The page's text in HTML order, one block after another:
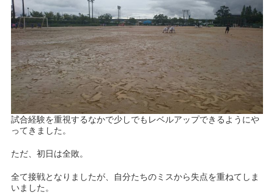
試合経験を重視するなかで少しでもレベルアップできるようにや
ってきました。
ただ、初日は全敗。
全て接戦となりましたが、自分たちのミスから失点を重ねてしま
いました。